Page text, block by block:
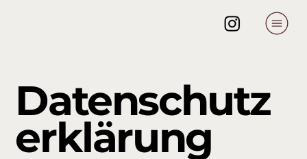
Datenschutz
erklärung